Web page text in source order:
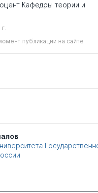
Кафедры теории и
публикации на сайте